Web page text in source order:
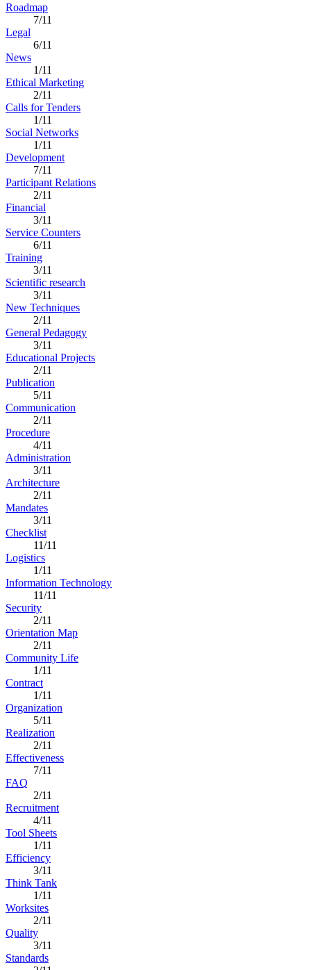
Roadmap
7/11
Legal
6/11
News
1/11
Ethical Marketing
2/11
Calls for Tenders
1/11
Social Networks
1/11
Development
7/11
Participant Relations
2/11
Financial
3/11
Service Counters
6/11
Training
3/11
Scientific research
3/11
New Techniques
2/11
General Pedagogy
3/11
Educational Projects
2/11
Publication
5/11
Communication
2/11
Procedure
4/11
Administration
3/11
Architecture
2/11
Mandates
3/11
Checklist
11/11
Logistics
1/11
Information Technology
11/11
Security
2/11
Orientation Map
2/11
Community Life
1/11
Contract
1/11
Organization
5/11
Realization
2/11
Effectiveness
7/11
FAQ
2/11
Recruitment
4/11
Tool Sheets
1/11
Efficiency
3/11
Think Tank
1/11
Worksites
2/11
Quality
3/11
Standards